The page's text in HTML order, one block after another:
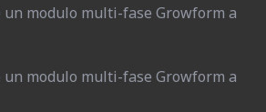
un modulo multi-fase Growform a
un modulo multi-fase Growform a